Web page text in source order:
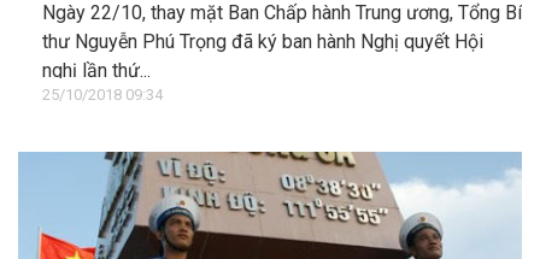
Ngày 22/10, thay mặt Ban Chấp hành Trung ương, Tổng Bí
thư Nguyễn Phú Trọng đã ký ban hành Nghị quyết Hội
nghị lần thứ...
25/10/2018 09:34